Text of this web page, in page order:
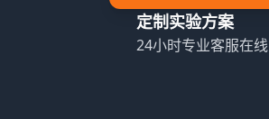
定制实验方案
24小时专业客服在线